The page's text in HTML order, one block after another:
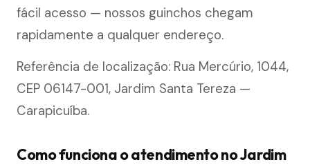
fácil acesso — nossos guinchos chegam
rapidamente a qualquer endereço.
Referência de localização: Rua Mercúrio, 1044,
CEP 06147-001, Jardim Santa Tereza —
Carapicuíba.
Como funciona o atendimento no Jardim